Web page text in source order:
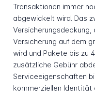
Transaktionen immer
abgewickelt wird. Das
Versicherung auf dem
wird und Pakete bis zu
zusätzliche Gebühr
Serviceeigenschaften
kommerziellen Identität